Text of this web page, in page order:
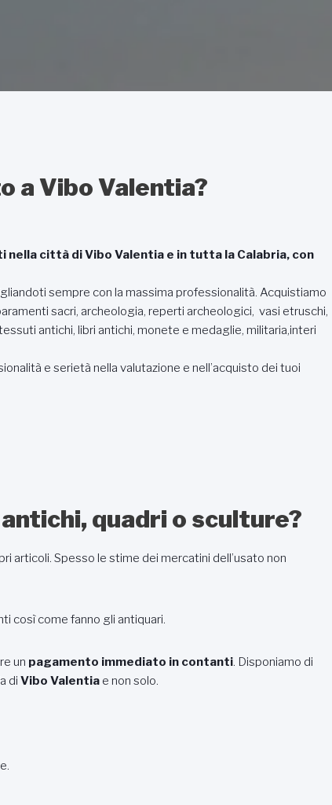
a Vibo Valentia?
nella città di Vibo Valentia e in tutta la Calabria, con
sempre con la massima professionalità. Acquistiamo
sacri, archeologia, reperti archeologici, vasi etruschi,
antichi, libri antichi, monete e medaglie, militaria,interi
e serietà nella valutazione e nell’acquisto dei tuoi
quadri o sculture?
articoli. Spesso le stime dei mercatini dell’usato non
così come fanno gli antiquari.
un pagamento immediato in contanti. Disponiamo di
di Vibo Valentia e non solo.